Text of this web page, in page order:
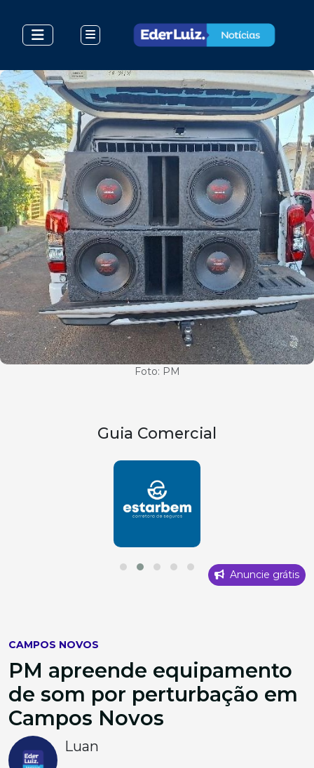
Foto: PM
Guia Comercial
Anuncie grátis
CAMPOS NOVOS
PM apreende equipamento
de som por perturbação em
Campos Novos
Luan